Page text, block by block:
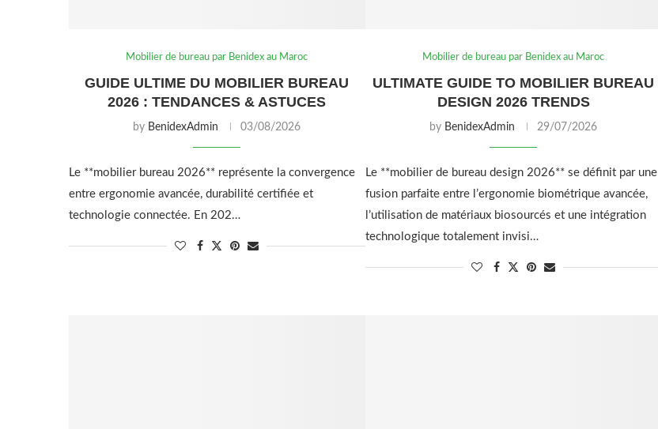
Mobilier de bureau par Benidex au Maroc
GUIDE ULTIME DU MOBILIER BUREAU
2026 : TENDANCES & ASTUCES
by BenidexAdmin 03/08/2026
Le **mobilier bureau 2026** représente la convergence
entre ergonomie avancée, durabilité certifiée et
technologie connectée. En 202…
Mobilier de bureau par Benidex au Maroc
ULTIMATE GUIDE TO MOBILIER BUREAU
DESIGN 2026 TRENDS
by BenidexAdmin 29/07/2026
Le **mobilier de bureau design 2026** se définit par une
fusion parfaite entre l’ergonomie biométrique avancée,
l’utilisation de matériaux biosourcés et une intégration
technologique totalement invisi…